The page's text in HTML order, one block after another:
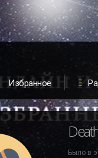
Избранное
Было в